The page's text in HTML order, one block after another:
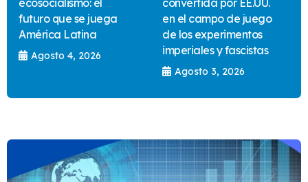
futuro que se juega
América Latina
Agosto 4, 2026
en el campo de juego
de los experimentos
imperiales y fascistas
Agosto 3, 2026